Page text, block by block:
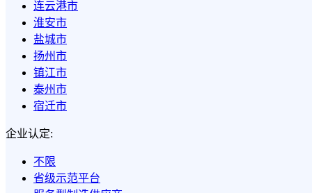
连云港市
淮安市
盐城市
扬州市
镇江市
泰州市
宿迁市
企业认定:
不限
省级示范平台